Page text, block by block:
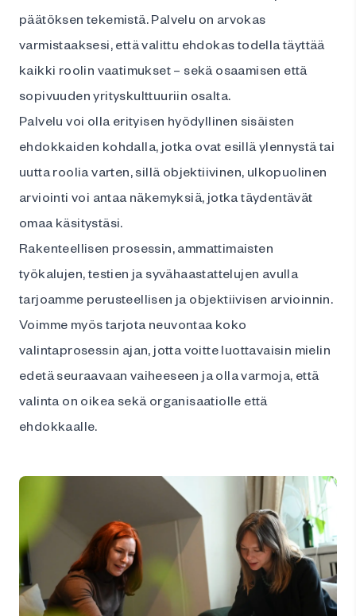
päätöksen tekemistä. Palvelu on arvokas
varmistaaksesi, että valittu ehdokas todella täyttää
kaikki roolin vaatimukset – sekä osaamisen että
sopivuuden yrityskulttuuriin osalta.
Palvelu voi olla erityisen hyödyllinen sisäisten
ehdokkaiden kohdalla, jotka ovat esillä ylennystä tai
uutta roolia varten, sillä objektiivinen, ulkopuolinen
arviointi voi antaa näkemyksiä, jotka täydentävät
omaa käsitystäsi.
Rakenteellisen prosessin, ammattimaisten
työkalujen, testien ja syvähaastattelujen avulla
tarjoamme perusteellisen ja objektiivisen arvioinnin.
Voimme myös tarjota neuvontaa koko
valintaprosessin ajan, jotta voitte luottavaisin mielin
edetä seuraavaan vaiheeseen ja olla varmoja, että
valinta on oikea sekä organisaatiolle että
ehdokkaalle.